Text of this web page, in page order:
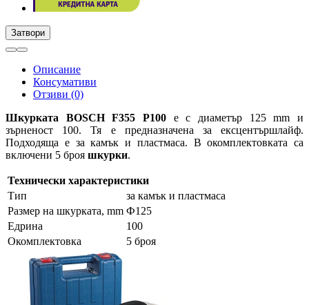
Затвори
Описание
Консумативи
Отзиви (0)
Шкурката BOSCHF355 P100 е с диаметър 125 mm и
зърненост 100. Тя е предназначена за ексцентършлайф.
Подходяща е за камък и пластмаса. В окомплектовката са
включени 5 броя шкурки.
Технически характеристики
Тип
за камък и пластмаса
Размер на шкурката, mm Ф125
Едрина
100
Окомплектовка
5 броя